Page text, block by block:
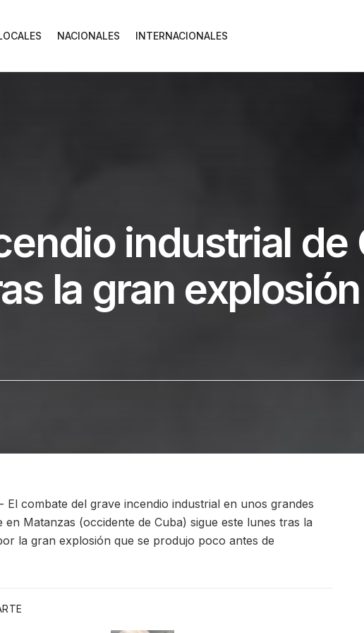
NACIONALES INTERNACIONALES
industrial de
la gran explosión
El combate del grave incendio industrial en unos grandes
en Matanzas (occidente de Cuba) sigue este lunes tras la
la gran explosión que se produjo poco antes de